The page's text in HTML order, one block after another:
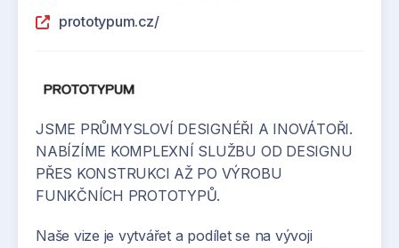
prototypum.cz/
JSME PRŮMYSLOVÍ DESIGNÉŘI A INOVÁTOŘI.
NABÍZÍME KOMPLEXNÍ SLUŽBU OD DESIGNU
PŘES KONSTRUKCI AŽ PO VÝROBU
FUNKČNÍCH PROTOTYPŮ.
Naše vize je vytvářet a podílet se na vývoji